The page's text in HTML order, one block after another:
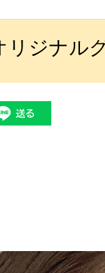
リジナル